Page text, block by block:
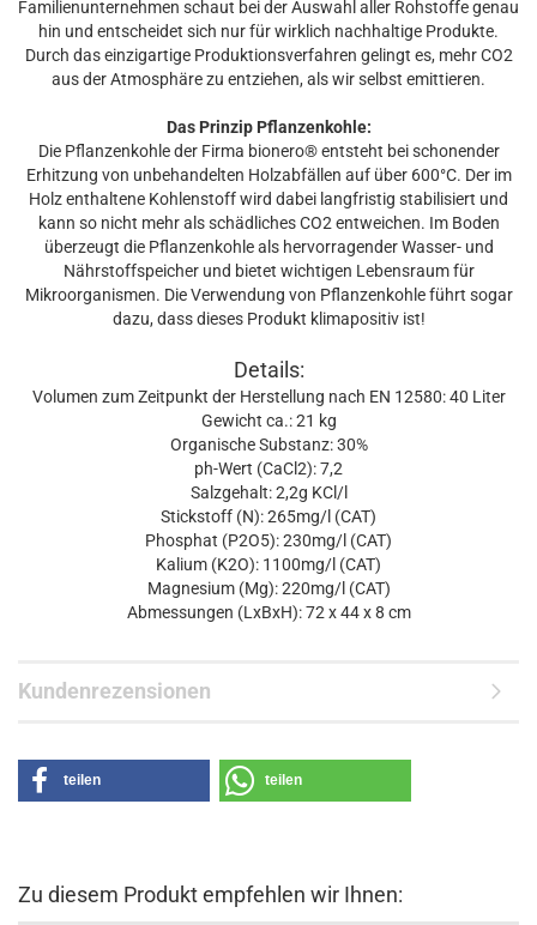
Familienunternehmen schaut bei der Auswahl aller Rohstoffe genau
hin und entscheidet sich nur für wirklich nachhaltige Produkte.
Durch das einzigartige Produktionsverfahren gelingt es, mehr CO2
aus der Atmosphäre zu entziehen, als wir selbst emittieren.
Das Prinzip Pflanzenkohle:
Die Pflanzenkohle der Firma bionero® entsteht bei schonender
Erhitzung von unbehandelten Holzabfällen auf über 600°C. Der im
Holz enthaltene Kohlenstoff wird dabei langfristig stabilisiert und
kann so nicht mehr als schädliches CO2 entweichen. Im Boden
überzeugt die Pflanzenkohle als hervorragender Wasser- und
Nährstoffspeicher und bietet wichtigen Lebensraum für
Mikroorganismen. Die Verwendung von Pflanzenkohle führt sogar
dazu, dass dieses Produkt klimapositiv ist!
Details:
Volumen zum Zeitpunkt der Herstellung nach EN 12580: 40 Liter
Gewicht ca.: 21 kg
Organische Substanz: 30%
ph-Wert (CaCl2): 7,2
Salzgehalt: 2,2g KCl/l
Stickstoff (N): 265mg/l (CAT)
Phosphat (P2O5): 230mg/l (CAT)
Kalium (K2O): 1100mg/l (CAT)
Magnesium (Mg): 220mg/l (CAT)
Abmessungen (LxBxH): 72 x 44 x 8 cm
Kundenrezensionen
teilen teilen
Zu diesem Produkt empfehlen wir Ihnen: